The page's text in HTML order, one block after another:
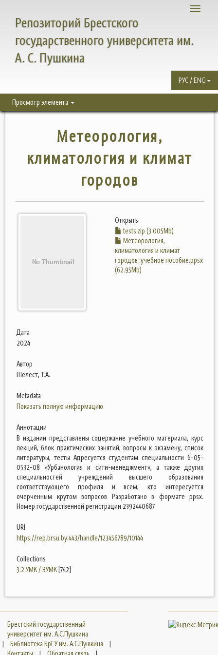
Toggle
Репозиторий Брестского
государственного университета им.
А. С. Пушкина
РУС / ENG
Просмотр элемента
Метеорология,
климатология и климат
городов
Открыть
tests.zip (3.005Mb)
Метеорология,
климатология и климат
городов_учебное пособие.ppsx
(62.95Mb)
Дата
2024
Автор
Шелест, Т.А.
Metadata
Показать полную информацию
Аннотации
В издании представлены содержание учебного материала, курс
лекций, блок практических занятий, вопросы к экзамену, список
литературы, тесты Адресуется студентам специальности 6-05-
0532-08 «Урбанология и сити-менеджмент», а также других
специальностей учреждений высшего образования
соответствующего профиля и всем, кто интересуется
очерченным крутом вопросов Разработано в формате ppsx.
Номер государственной регистрации 2392440687
URI
https://rep.brsu.by:443/handle/123456789/10144
Collections
3.2 УМК / ЭУМК [742]
Брестский государственный
университет им. А.С.Пушкина
|
Библиотека БрГУ им. А.С.Пушкина
|